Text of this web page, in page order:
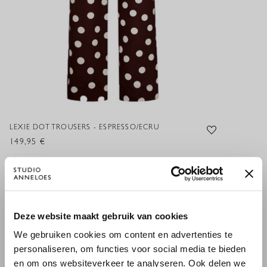
Deze website maakt gebruik van cookies
We gebruiken cookies om content en advertenties te
personaliseren, om functies voor social media te bieden
en om ons websiteverkeer te analyseren. Ook delen we
LEXIE DOT TROUSERS - ESPRESSO/ECRU
149,95 €
XS S M L XL XXL
HINZUFÜGEN
WILLKOMMEN BEI STUDIO
ANNELOES